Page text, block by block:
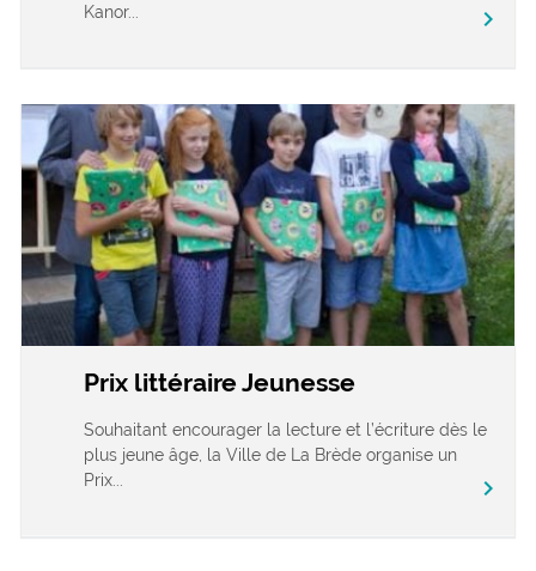
Kanor...
chevron_right
Prix littéraire Jeunesse
Souhaitant encourager la lecture et l’écriture dès le
plus jeune âge, la Ville de La Brède organise un
Prix...
chevron_right